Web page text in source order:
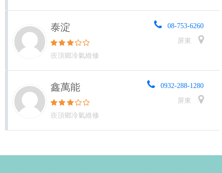
泰淀
崁頂鄉冷氣維修
08-753-6260
屏東
鑫萬能
崁頂鄉冷氣維修
0932-288-1280
屏東